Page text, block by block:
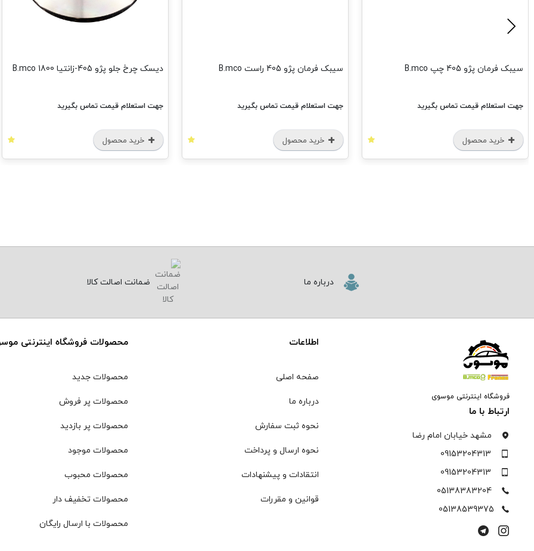
سیبک فرمان پژو 405 چپ B.mco
جهت استعلام قیمت تماس بگیرید
خرید محصول
سیبک فرمان پژو 405 راست B.mco
جهت استعلام قیمت تماس بگیرید
خرید محصول
دیسک چرخ جلو پژو 405-زانتیا 1800 B.mco
جهت استعلام قیمت تماس بگیرید
خرید محصول
درباره ما ضمانت اصالت کالا
فروشگاه اینترنتی موسوی
ارتباط با ما
مشهد خیابان امام رضا
09153204313
09153204313
05138383204
05138539375
اطلاعات
صفحه اصلی
درباره ما
نحوه ثبت سفارش
نحوه ارسال و پرداخت
انتقادات و پیشنهادات
قوانین و مقررات
محصولات فروشگاه اینترنتی
محصولات جدید
محصولات پر فروش
محصولات پر بازدید
محصولات موجود
محصولات محبوب
محصولات تخفیف دار
محصولات با ارسال رایگان